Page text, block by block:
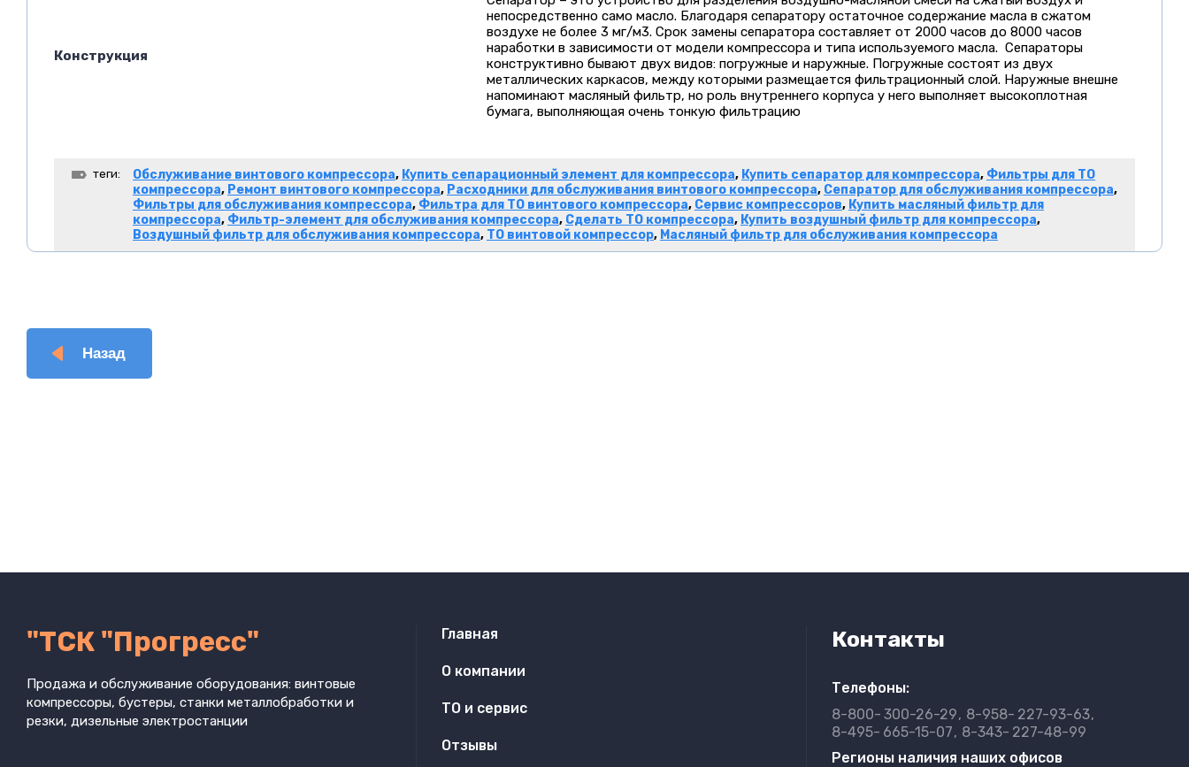
Конструкция
непосредственно само масло. Благодаря сепаратору остаточное содержание масла в сжатом
воздухе не более 3 мг/м3. Срок замены сепаратора составляет от 2000 часов до 8000 часов
наработки в зависимости от модели компрессора и типа используемого масла. Сепараторы
конструктивно бывают двух видов: погружные и наружные. Погружные состоят из двух
металлических каркасов, между которыми размещается фильтрационный слой. Наружные внешне
напоминают масляный фильтр, но роль внутреннего корпуса у него выполняет высокоплотная
бумага, выполняющая очень тонкую фильтрацию
теги: Обслуживание винтового компрессора, Купить сепарационный элемент для компрессора, Купить сепаратор для компрессора, Фильтры для ТО
компрессора, Ремонт винтового компрессора, Расходники для обслуживания винтового компрессора, Сепаратор для обслуживания компрессора,
Фильтры для обслуживания компрессора, Фильтра для ТО винтового компрессора, Сервис компрессоров, Купить масляный фильтр для
компрессора, Фильтр-элемент для обслуживания компрессора, Сделать ТО компрессора, Купить воздушный фильтр для компрессора,
Воздушный фильтр для обслуживания компрессора, ТО винтовой компрессор, Масляный фильтр для обслуживания компрессора
Назад
"ТСК "Прогресс"
Продажа и обслуживание оборудования: винтовые
компрессоры, бустеры, станки металлобработки и
резки, дизельные электростанции
Главная
О компании
ТО и сервис
Отзывы
Контакты
Телефоны:
8-800- 300-26-29 8-958- 227-93-63
8-495- 665-15-07 8-343- 227-48-99
Регионы наличия наших офисов